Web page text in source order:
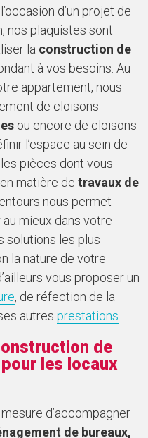
d’un projet de
nos plaquistes sont
la construction de
à vos besoins. Au
appartement, nous
de cloisons
ou encore de cloisons
l’espace au sein de
pièces dont vous
matière de travaux de
nous permet
mieux dans votre
solutions les plus
la nature de votre
vous proposer un
, de réfection de la
autres prestations
de
les locaux
d’accompagner
de bureaux,